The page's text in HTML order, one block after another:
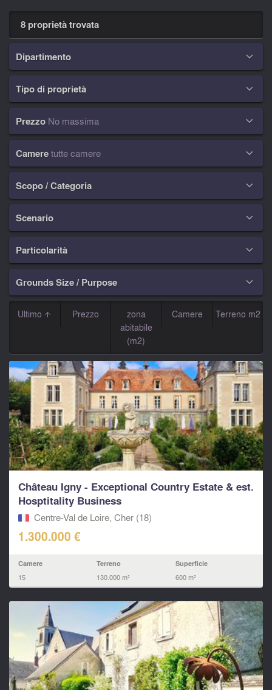
8 proprietà trovata
Dipartimento 
Tipo di proprietà 
Prezzo No massima 
Cameretutte camere 
Scopo / Categoria 
Scenario 
Particolarità 
Grounds Size / Purpose 
Ultimo Prezzo
zona
abitabile
(m2)
Camere Terreno m2
Château Igny - Exceptional Country Estate & est.
Hosptitality Business
Centre-Val de Loire, Cher (18)
1.300.000 €
Camere
15
Terreno
130.000 m²
Superficie
600 m²